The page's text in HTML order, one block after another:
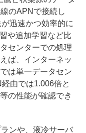
のAPNで接続し
迅速かつ効率的に
や追加学習など比
センターでの処理
ば、インターネッ
は単一データセン
由では1.006倍と
の性能が確認でき
ンや、液冷サーバ